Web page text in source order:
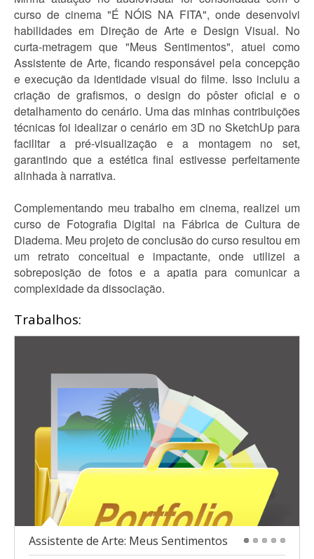
curso de cinema "É NÓIS NA FITA", onde desenvolvi
habilidades em Direção de Arte e Design Visual. No
curta-metragem que "Meus Sentimentos", atuei como
Assistente de Arte, ficando responsável pela concepção
e execução da identidade visual do filme. Isso incluiu a
criação de grafismos, o design do pôster oficial e o
detalhamento do cenário. Uma das minhas contribuições
técnicas foi idealizar o cenário em 3D no SketchUp para
facilitar a pré-visualização e a montagem no set,
garantindo que a estética final estivesse perfeitamente
alinhada à narrativa.
Complementando meu trabalho em cinema, realizei um
curso de Fotografia Digital na Fábrica de Cultura de
Diadema. Meu projeto de conclusão do curso resultou em
um retrato conceitual e impactante, onde utilizei a
sobreposição de fotos e a apatia para comunicar a
complexidade da dissociação.
Trabalhos:
Assistente de Arte: Meus Sentimentos